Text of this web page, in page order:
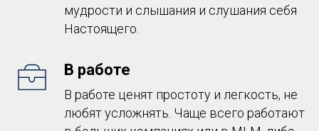
мудрости и слышания и слушания себя
Настоящего.
В работе
В работе ценят простоту и легкость, не
любят усложнять. Чаще всего работают